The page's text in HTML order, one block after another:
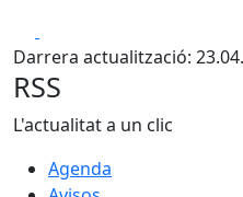
Darrera actualització:
RSS
L'actualitat a un clic
Agenda